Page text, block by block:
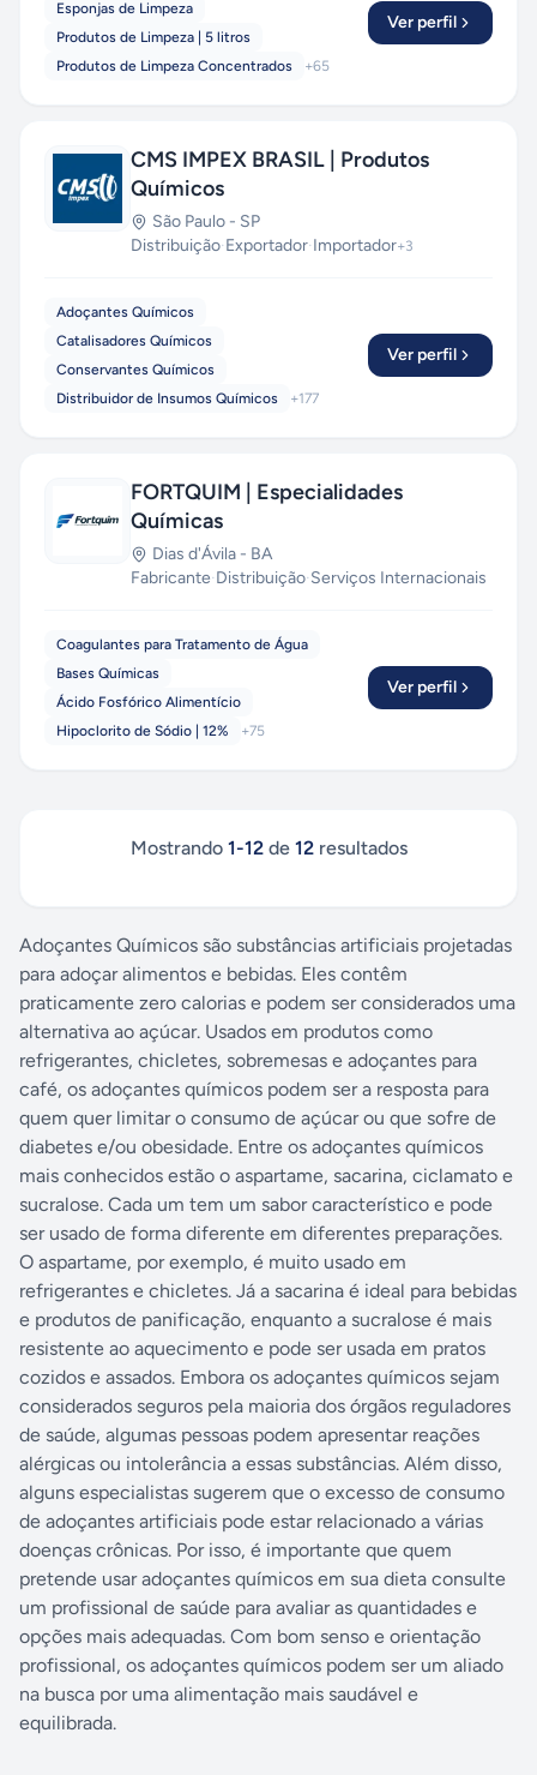
Esponjas de Limpeza
Produtos de Limpeza | 5 litros
Produtos de Limpeza Concentrados
+65
Ver perfil
CMS IMPEX BRASIL | Produtos
Químicos
São Paulo - SP
Distribuição·Exportador·Importador+3
Adoçantes Químicos
Catalisadores Químicos
Conservantes Químicos
Distribuidor de Insumos Químicos
+177
Ver perfil
FORTQUIM | Especialidades
Químicas
Dias d'Ávila - BA
Fabricante·Distribuição·Serviços Internacionais
Coagulantes para Tratamento de Água
Bases Químicas
Ácido Fosfórico Alimentício
Hipoclorito de Sódio | 12%
+75
Ver perfil
Mostrando 1-12de 12resultados
Adoçantes Químicos são substâncias artificiais projetadas
para adoçar alimentos e bebidas. Eles contêm
praticamente zero calorias e podem ser considerados uma
alternativa ao açúcar. Usados em produtos como
refrigerantes, chicletes, sobremesas e adoçantes para
café, os adoçantes químicos podem ser a resposta para
quem quer limitar o consumo de açúcar ou que sofre de
diabetes e/ou obesidade. Entre os adoçantes químicos
mais conhecidos estão o aspartame, sacarina, ciclamato e
sucralose. Cada um tem um sabor característico e pode
ser usado de forma diferente em diferentes preparações.
O aspartame, por exemplo, é muito usado em
refrigerantes e chicletes. Já a sacarina é ideal para bebidas
e produtos de panificação, enquanto a sucralose é mais
resistente ao aquecimento e pode ser usada em pratos
cozidos e assados. Embora os adoçantes químicos sejam
considerados seguros pela maioria dos órgãos reguladores
de saúde, algumas pessoas podem apresentar reações
alérgicas ou intolerância a essas substâncias. Além disso,
alguns especialistas sugerem que o excesso de consumo
de adoçantes artificiais pode estar relacionado a várias
doenças crônicas. Por isso, é importante que quem
pretende usar adoçantes químicos em sua dieta consulte
um profissional de saúde para avaliar as quantidades e
opções mais adequadas. Com bom senso e orientação
profissional, os adoçantes químicos podem ser um aliado
na busca por uma alimentação mais saudável e
equilibrada.